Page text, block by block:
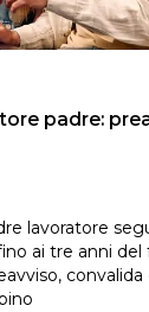
padre:
lavoratore
ai tre anni del
convalida